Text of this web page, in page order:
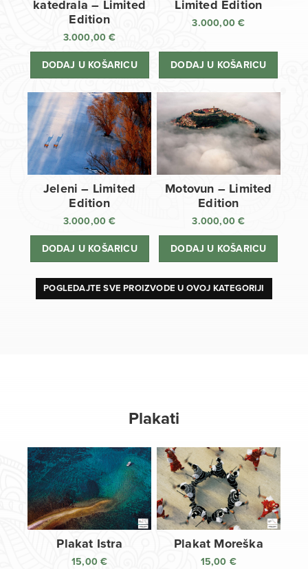
katedrala – Limited
Edition
3.000,00€
DODAJ U KOŠARICU
Limited Edition
3.000,00€
DODAJ U KOŠARICU
Jeleni – Limited
Edition
3.000,00€
DODAJ U KOŠARICU
Motovun – Limited
Edition
3.000,00€
DODAJ U KOŠARICU
POGLEDAJTE SVE PROIZVODE U OVOJ KATEGORIJI
Plakati
Plakat Istra
15,00€
Plakat Moreška
15,00 €